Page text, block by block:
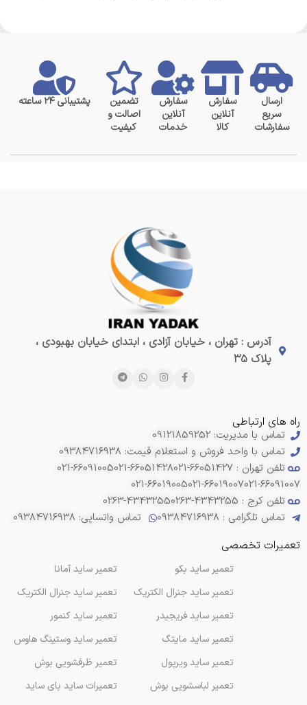
ارسال
سریع
سفارشات
سفارش
آنلاین
کالا
سفارش
آنلاین
خدمات
تضمین
اصالت و
کیفیت
پشتیبانی ۲۴ ساعته
آدرس : تهران ، خیابان آزادی ، ابتدای خیابان بهبودی ،
پلاک ۳۵
راه های ارتباطی
تماس با مدیریت: 09121859252
تماس با واحد فروش و استعلام قیمت: 09384716938
تلفن تهران : 66051427-021
021-66051428
021-66091005
021-66091007
021-66019007
021-66019005
تلفن کرج : 4343255-0263
0263-4343255
تماس تلگرامی : 09384716938
تماس واتساپی: 09384716938
تعمیرات تخصصی
تعمیر ساید آمانا
تعمیر ساید جنرال الکتریک
تعمیر ساید کنمور
تعمیر ساید وستینگ هاوس
تعمیر ظرفشویی بوش
تعمیرات ساید بای ساید
تعمیر ساید بکو
تعمیر ساید جنرال الکتریک
تعمیر ساید فریجیدر
تعمیر ساید مایتگ
تعمیر ساید ویرپول
تعمیر لباسشویی بوش